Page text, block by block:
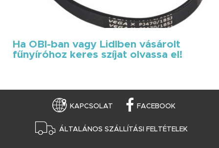
Ha OBI-ban vagy Lidlben vásárolt
fűnyíróhoz keres szíjat olvassa el!
KAPCSOLAT FACEBOOK
ÁLTALÁNOS SZÁLLÍTÁSI FELTÉTELEK